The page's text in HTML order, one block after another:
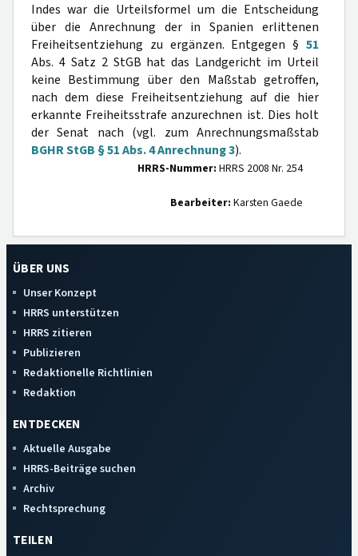
Indes war die Urteilsformel um die Entscheidung
über die Anrechnung der in Spanien erlittenen
Freiheitsentziehung zu ergänzen. Entgegen § 51
Abs. 4 Satz 2 StGB hat das Landgericht im Urteil
keine Bestimmung über den Maßstab getroffen,
nach dem diese Freiheitsentziehung auf die hier
erkannte Freiheitsstrafe anzurechnen ist. Dies holt
der Senat nach (vgl. zum Anrechnungsmaßstab
BGHR StGB § 51 Abs. 4 Anrechnung 3).
HRRS-Nummer: HRRS 2008 Nr. 254
Bearbeiter: Karsten Gaede
ÜBER UNS
Unser Konzept
HRRS unterstützen
HRRS zitieren
Publizieren
Redaktionelle Richtlinien
Redaktion
ENTDECKEN
Aktuelle Ausgabe
HRRS-Beiträge suchen
Archiv
Rechtsprechung
TEILEN